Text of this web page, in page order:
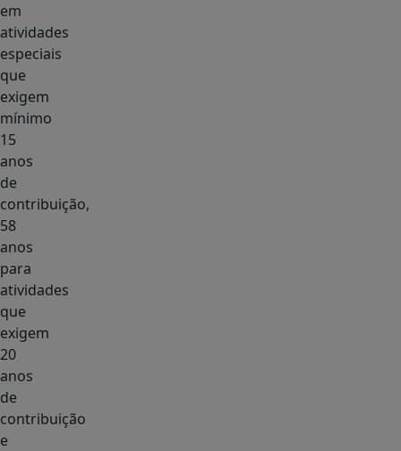
em
atividades
especiais
que
exigem
mínimo
15
anos
de
contribuição,
58
anos
para
atividades
que
exigem
20
anos
de
contribuição
e